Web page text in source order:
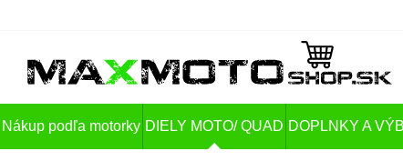
Nákup podľa motorky DIELY MOTO/ QUAD DOPLNKY A